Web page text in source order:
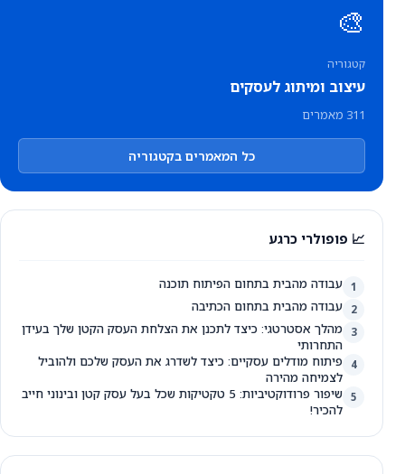
🎨
קטגוריה
עיצוב ומיתוג לעסקים
311 מאמרים
כל המאמרים בקטגוריה
📈 פופולרי כרגע
1 עבודה מהבית בתחום הפיתוח תוכנה
2 עבודה מהבית בתחום הכתיבה
3
מהלך אסטרטגי: כיצד לתכנן את הצלחת העסק הקטן שלך בעידן
התחרותי
4
פיתוח מודלים עסקיים: כיצד לשדרג את העסק שלכם ולהוביל
לצמיחה מהירה
5
שיפור פרודוקטיביות: 5 טקטיקות שכל בעל עסק קטן ובינוני חייב
להכיר!